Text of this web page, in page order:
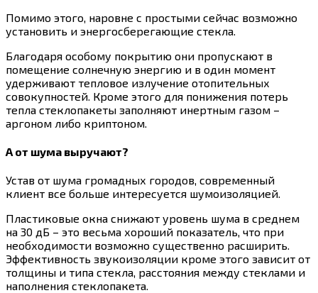
Помимо этого, наровне с простыми сейчас возможно
установить и энергосберегающие стекла.
Благодаря особому покрытию они пропускают в
помещение солнечную энергию и в один момент
удерживают тепловое излучение отопительных
совокупностей. Кроме этого для понижения потерь
тепла стеклопакеты заполняют инертным газом –
аргоном либо криптоном.
А от шума выручают?
Устав от шума громадных городов, современный
клиент все больше интересуется шумоизоляцией.
Пластиковые окна снижают уровень шума в среднем
на 30 дБ – это весьма хороший показатель, что при
необходимости возможно существенно расширить.
Эффективность звукоизоляции кроме этого зависит от
толщины и типа стекла, расстояния между стеклами и
наполнения стеклопакета.